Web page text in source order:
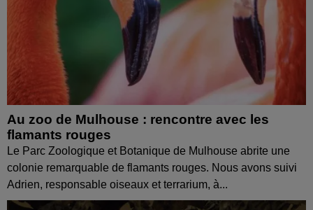
Au zoo de Mulhouse : rencontre avec les
flamants rouges
Le Parc Zoologique et Botanique de Mulhouse abrite une
colonie remarquable de flamants rouges. Nous avons suivi
Adrien, responsable oiseaux et terrarium, à...